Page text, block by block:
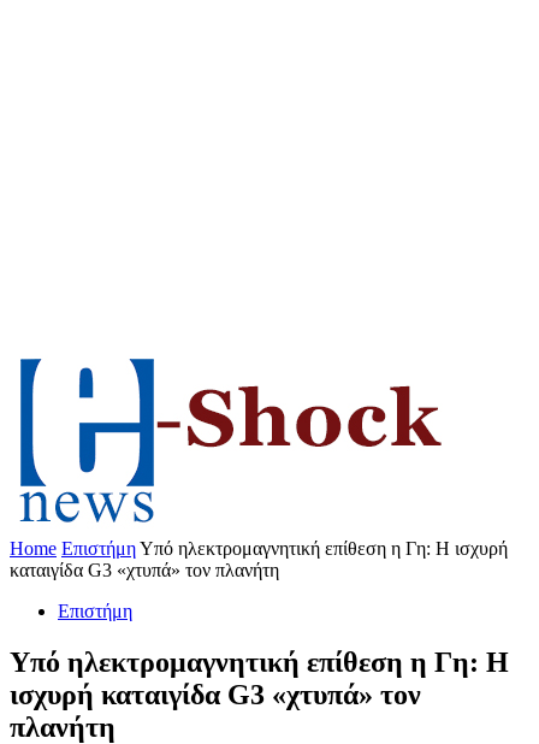
Home ΕπιστήμηΥπό ηλεκτρομαγνητική επίθεση η Γη: Η ισχυρή
καταιγίδα G3 «χτυπά» τον πλανήτη
Επιστήμη
Υπό ηλεκτρομαγνητική επίθεση η Γη: Η
ισχυρή καταιγίδα G3 «χτυπά» τον
πλανήτη